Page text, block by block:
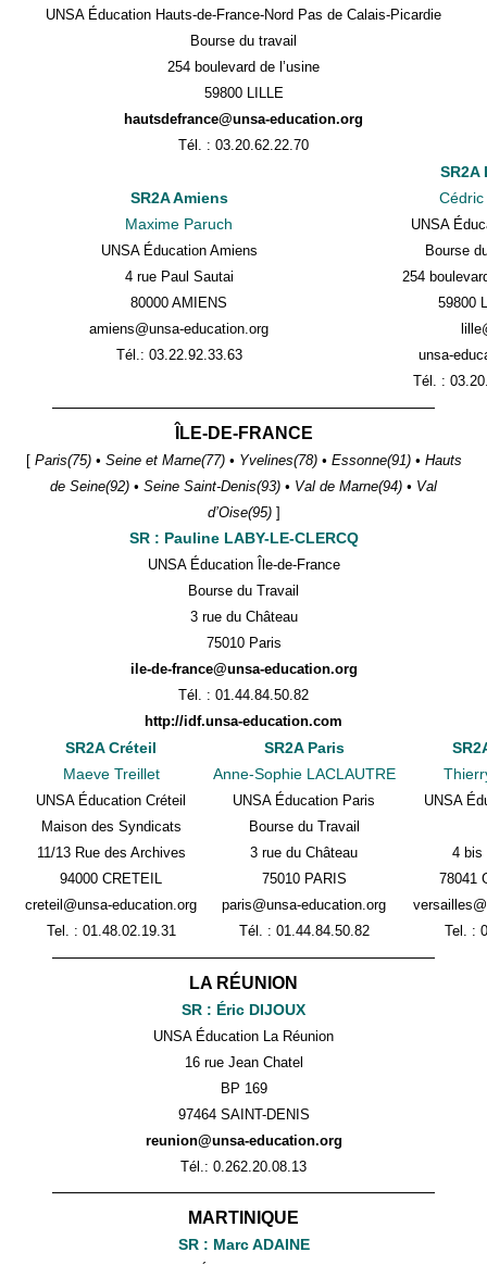
UNSA Éducation Hauts-de-France-Nord Pas de Calais-Picardie
Bourse du travail
254 boulevard de l’usine
59800 LILLE
hautsdefrance@unsa-education.org
Tél. : 03.20.62.22.70
SR2A Amiens
Maxime Paruch
UNSA Éducation Amiens
4 rue Paul Sautai
80000 AMIENS
amiens@unsa-education.org
Tél.: 03.22.92.33.63
SR2A
Cédric
UNSA
Bourse
254
59800
unsa-
Tél. :
——————————————————————
ÎLE-DE-FRANCE
[ Paris(75) • Seine et Marne(77) • Yvelines(78) • Essonne(91) • Hauts
de Seine(92) • Seine Saint-Denis(93) • Val de Marne(94) • Val
d’Oise(95)]
SR : Pauline LABY-LE-CLERCQ
UNSA Éducation Île-de-France
Bourse du Travail
3 rue du Château
75010 Paris
ile-de-france@unsa-education.org
Tél. : 01.44.84.50.82
http://idf.unsa-education.com
SR2A Créteil
Maeve Treillet
UNSA Éducation Créteil
Maison des Syndicats
11/13 Rue des Archives
94000 CRETEIL
creteil@unsa-education.org
Tel. : 01.48.02.19.31
SR2A Paris
Anne-Sophie LACLAUTRE
UNSA Éducation Paris
Bourse du Travail
3 rue du Château
75010 PARIS
paris@unsa-education.org
Tél. : 01.44.84.50.82
UNSA
4 bis
78041
Tel. :
——————————————————————
LA RÉUNION
SR : Éric DIJOUX
UNSA Éducation La Réunion
16 rue Jean Chatel
BP 169
97464 SAINT-DENIS
reunion@unsa-education.org
Tél.: 0.262.20.08.13
——————————————————————
MARTINIQUE
SR : Marc ADAINE